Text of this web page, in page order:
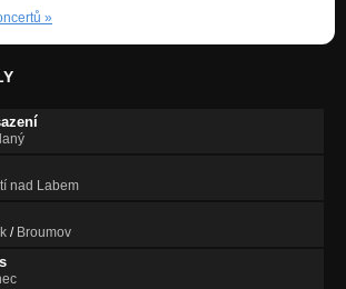
»
nad Labem
/ Broumov